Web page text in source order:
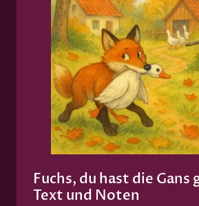
Fuchs, du hast die Gans
Text und Noten